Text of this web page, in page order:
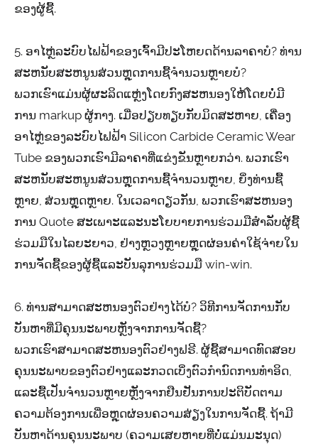
ຂອງຜູ້ຊື້.
5. ອາໄຫຼ່ລະບົບໄຟຟ້າຂອງເຈົ້າມີປະໂຫຍດດ້ານລາຄາບໍ? ທ່ານ
ສະຫນັບສະຫນູນສ່ວນຫຼຸດການຊື້ຈໍານວນຫຼາຍບໍ?
ພວກ​ເຮົາ​ແມ່ນ​ຜູ້​ຜະ​ລິດ​ແຫຼ່ງ​ໂດຍ​ກົງ​ສະ​ຫນອງ​ໃຫ້​ໂດຍ​ບໍ່​ມີ​
ການ markup ຜູ້​ກາງ​. ເມື່ອປຽບທຽບກັບມິດສະຫາຍ, ເຄື່ອງ
ອາໄຫຼ່ຂອງລະບົບໄຟຟ້າ Silicon Carbide Ceramic Wear
Tube ຂອງພວກເຮົາມີລາຄາທີ່ແຂ່ງຂັນຫຼາຍກວ່າ. ພວກ​ເຮົາ​
ສະ​ຫນັບ​ສະ​ຫນູນ​ສ່ວນ​ຫຼຸດ​ການ​ຊື້​ຈໍາ​ນວນ​ຫຼາຍ​, ຍິ່ງ​ທ່ານ​ຊື້​
ຫຼາຍ​, ສ່ວນ​ຫຼຸດ​ຫຼາຍ​. ໃນເວລາດຽວກັນ, ພວກເຮົາສະຫນອງ
ການ Quote ສະເພາະແລະນະໂຍບາຍການຮ່ວມມືສໍາລັບຜູ້ຊື້
ຮ່ວມມືໃນໄລຍະຍາວ, ຢ່າງຫຼວງຫຼາຍຫຼຸດຜ່ອນຄ່າໃຊ້ຈ່າຍໃນ
ການຈັດຊື້ຂອງຜູ້ຊື້ແລະບັນລຸການຮ່ວມມື win-win.
6. ທ່ານສາມາດສະຫນອງຕົວຢ່າງໄດ້ບໍ? ວິທີການຈັດການກັບ
ບັນຫາທີ່ມີຄຸນນະພາບຫຼັງຈາກການຈັດຊື້?
ພວກເຮົາສາມາດສະຫນອງຕົວຢ່າງຟຣີ. ຜູ້ຊື້ສາມາດທົດສອບ
ຄຸນນະພາບຂອງຕົວຢ່າງແລະກວດເບິ່ງຕົວກໍານົດການທໍາອິດ,
ແລະຊື້ເປັນຈໍານວນຫຼາຍຫຼັງຈາກຢືນຢັນການປະຕິບັດຕາມ
ຄວາມຕ້ອງການເພື່ອຫຼຸດຜ່ອນຄວາມສ່ຽງໃນການຈັດຊື້. ຖ້າມີ
ບັນຫາດ້ານຄຸນນະພາບ (ຄວາມເສຍຫາຍທີ່ບໍ່ແມ່ນມະນຸດ)